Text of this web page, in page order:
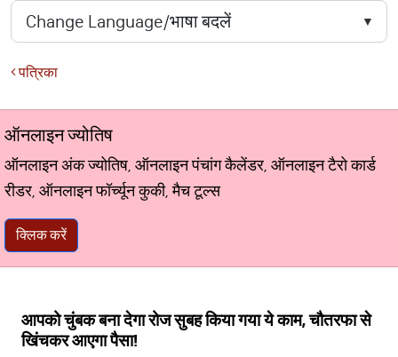
पत्रिका
ऑनलाइन ज्योतिष
ऑनलाइन अंक ज्योतिष, ऑनलाइन पंचांग कैलेंडर, ऑनलाइन टैरो कार्ड
रीडर, ऑनलाइन फॉर्च्यून कुकी, मैच टूल्स
क्लिक करें
आपको चुंबक बना देगा रोज सुबह किया गया ये काम, चौतरफा से
खिंचकर आएगा पैसा!